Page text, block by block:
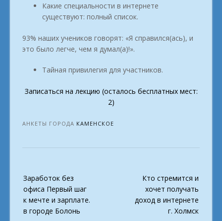
Какие специальности в интернете
существуют: полный список.
93% наших учеников говорят: «Я справился(ась), и
это было легче, чем я думал(а)!».
Тайная привилегия для участников.
Записаться на лекцию (осталось бесплатных мест:
2)
АНКЕТЫ ГОРОДА КАМЕНСКОЕ
navigation
Заработок без
офиса Первый шаг
к мечте и зарплате.
в городе Болонь
Кто стремится и
хочет получать
доход в интернете
г. Холмск